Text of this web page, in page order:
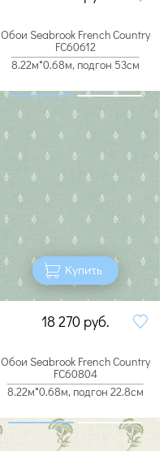
Обои Seabrook French Country
FC60612
8.22м*0.68м, подгон 53см
Купить
18 270 руб.
Обои Seabrook French Country
FC60804
8.22м*0.68м, подгон 22.8см